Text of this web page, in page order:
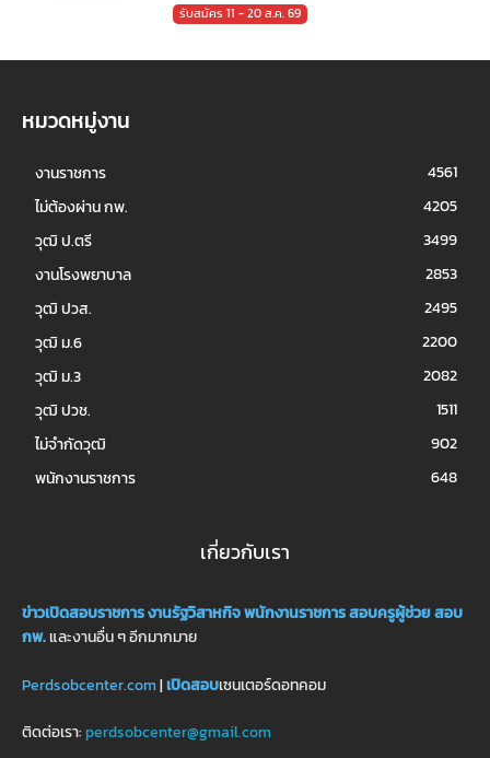
รับสมัคร 11 - 20 ส.ค. 69
หมวดหมู่งาน
งานราชการ
4561
ไม่ต้องผ่าน กพ.
4205
วุฒิ ป.ตรี
3499
งานโรงพยาบาล
2853
วุฒิ ปวส.
2495
วุฒิ ม.6
2200
วุฒิ ม.3
2082
วุฒิ ปวช.
1511
ไม่จำกัดวุฒิ
902
พนักงานราชการ
648
เกี่ยวกับเรา
ข่าวเปิดสอบราชการงานรัฐวิสาหกิจพนักงานราชการสอบครูผู้ช่วยสอบ
กพ.และงานอื่น ๆ อีกมากมาย
Perdsobcenter.com|เปิดสอบเซนเตอร์ดอทคอม
ติดต่อเรา: perdsobcenter@gmail.com